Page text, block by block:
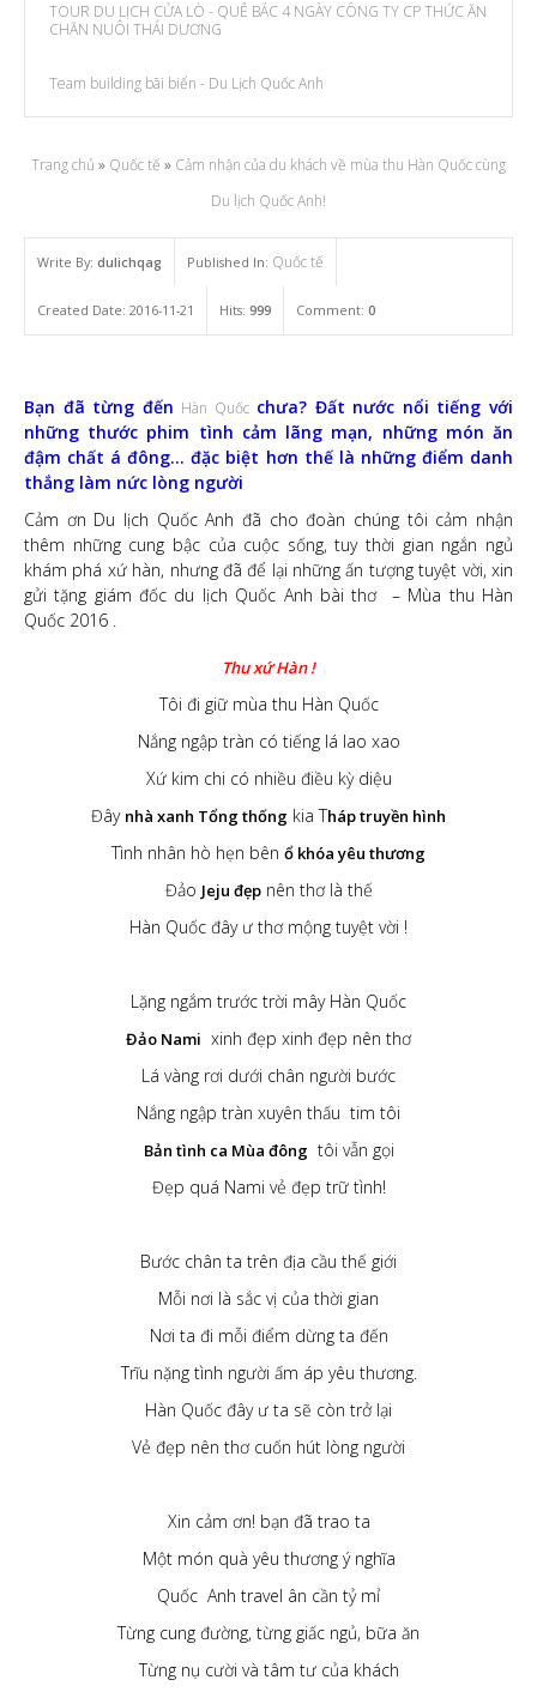
TOUR DU LỊCH CỬA LÒ - QUÊ BÁC 4 NGÀY CÔNG TY CP THỨC ĂN
CHĂN NUÔI THÁI DƯƠNG
Team building bãi biển - Du Lịch Quốc Anh
Trang chủ » Quốc tế » Cảm nhận của du khách về mùa thu Hàn Quốc cùng
Du lịch Quốc Anh!
Write By: dulichqag Published In: Quốc tế
Created Date: 2016-11-21 Hits: 999 Comment: 0
Bạn đã từng đến Hàn Quốcchưa? Đất nước nổi tiếng với
những thước phim tình cảm lãng mạn, những món ăn
đậm chất á đông... đặc biệt hơn thế là những điểm danh
thắng làm nức lòng người
Cảm ơn Du lịch Quốc Anh đã cho đoàn chúng tôi cảm nhận
thêm những cung bậc của cuộc sống, tuy thời gian ngắn ngủ
khám phá xứ hàn, nhưng đã để lại những ấn tượng tuyệt vời, xin
gửi tặng giám đốc du lịch Quốc Anh bài thơ – Mùa thu Hàn
Quốc 2016 .
Thu xứ Hàn !
Tôi đi giữ mùa thu Hàn Quốc
Nắng ngập tràn có tiếng lá lao xao
Xứ kim chi có nhiều điều kỳ diệu
Đây nhà xanh Tổng thống kia Tháp truyền hình
Tình nhân hò hẹn bên ổ khóa yêu thương
Đảo Jeju đẹpnên thơ là thế
Hàn Quốc đây ư thơ mộng tuyệt vời !
Lặng ngắm trước trời mây Hàn Quốc
Đảo Nami xinh đẹp xinh đẹp nên thơ
Lá vàng rơi dưới chân người bước
Nắng ngập tràn xuyên thấu tim tôi
Bản tình ca Mùa đôngtôi vẫn gọi
Đẹp quá Nami vẻ đẹp trữ tình!
Bước chân ta trên địa cầu thế giới
Mỗi nơi là sắc vị của thời gian
Nơi ta đi mỗi điểm dừng ta đến
Trĩu nặng tình người ấm áp yêu thương.
Hàn Quốc đây ư ta sẽ còn trở lại
Vẻ đẹp nên thơ cuốn hút lòng người
Xin cảm ơn! bạn đã trao ta
Một món quà yêu thương ý nghĩa
Quốc Anh travel ân cần tỷ mỉ
Từng cung đường, từng giấc ngủ, bữa ăn
Từng nụ cười và tâm tư của khách